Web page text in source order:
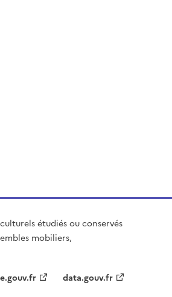
étudiés ou conservés
mobiliers,
data.gouv.fr